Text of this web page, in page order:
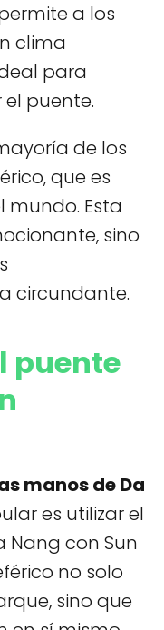
a los
clima
para
puente.
de los
que es
mundo. Esta
sino
circundante.
puente
manos de Da
es utilizar el
Nang con Sun
no solo
sino que